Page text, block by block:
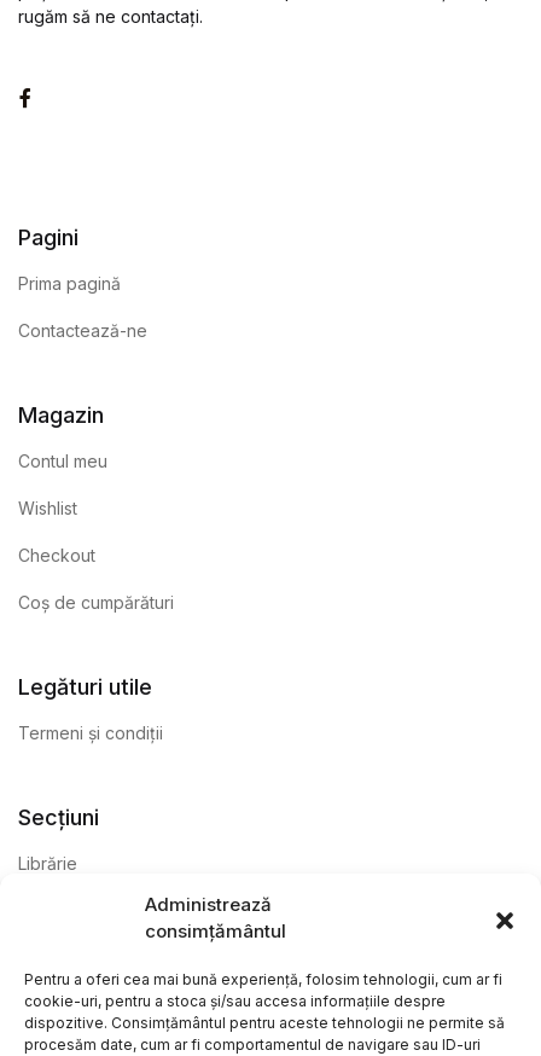
Administrează
consimțământul
Pentru a oferi cea mai bună experiență, folosim tehnologii, cum ar fi
cookie-uri, pentru a stoca și/sau accesa informațiile despre
dispozitive. Consimțământul pentru aceste tehnologii ne permite să
procesăm date, cum ar fi comportamentul de navigare sau ID-uri
rugăm să ne contactați.
Pagini
Prima pagină
Contactează-ne
Magazin
Contul meu
Wishlist
Checkout
Coș de cumpărături
Legături utile
Termeni și condiții
Secțiuni
Librărie